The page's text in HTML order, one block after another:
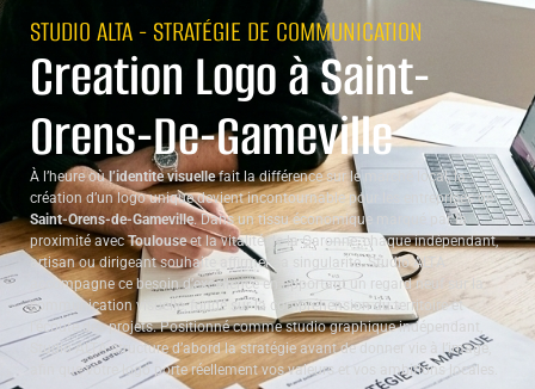
STUDIO ALTA - STRATÉGIE DE COMMUNICATION
Creation Logo à Saint-
Orens-De-Gameville
À l’heure oùl’identite visuellefait la différence sur le marché local, la
création d’un logo unique devient incontournable pour les entreprises de
Saint-Orens-de-Gameville. Dans un tissu économique marqué par la
proximité avecToulouseet la vitalité de la Garonne, chaque indépendant,
artisan ou dirigeant souhaite affirmer sa singularité. Studio ALTA
accompagne ce besoin d’excellence en apportant un regard neuf sur la
communication visuelle, fondé sur la compréhension du territoire et
l’écoute des projets. Positionné comme studio graphique indépendant,
Studio ALTA structure d’abord la stratégie avant de donner vie à l’image,
afin que votre logo porte réellement vos valeurs et vos ambitions locales.